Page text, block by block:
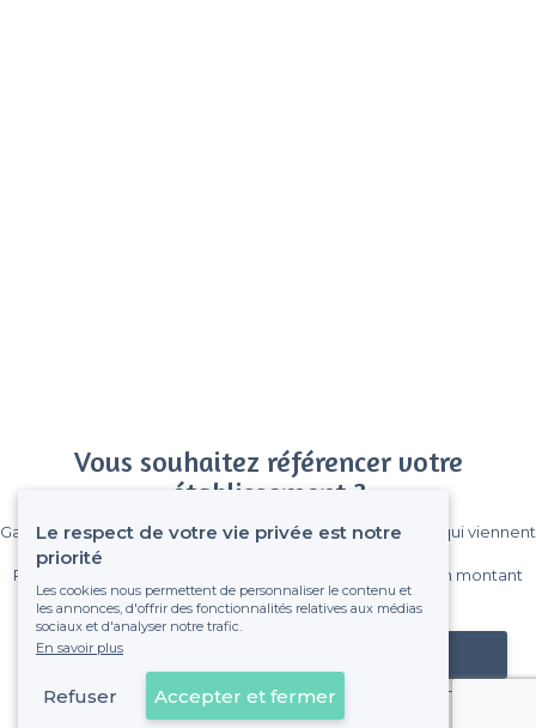
Vous souhaitez référencer votre
établissement ?
Gagnez de nombreux clients parmi le million de visiteurs qui viennent
Pas de commissions et sans engagement, vous payez un montant
fixe sans risque de voir déraper la facture.
Référencer mon établissement
Déjà client
Le respect de votre vie privée est notre
priorité
Les cookies nous permettent de personnaliser le contenu et
les annonces, d'offrir des fonctionnalités relatives aux médias
sociaux et d'analyser notre trafic.
En savoir plus
Refuser Accepter et fermer